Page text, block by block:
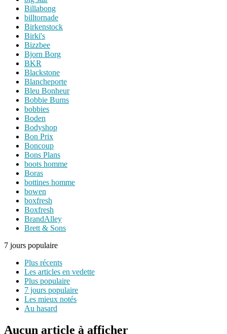
Billabong
billtornade
Birkenstock
Birki's
Bizzbee
Bjorn Borg
BKR
Blackstone
Blancheporte
Bleu Bonheur
Bobbie Burns
bobbies
Boden
Bodyshop
Bon Prix
Boncoup
Bons Plans
boots homme
Boras
bottines homme
bowen
boxfresh
Boxfresh
BrandAlley
Brett & Sons
7 jours populaire
Plus récents
Les articles en vedette
Plus populaire
7 jours populaire
Les mieux notés
Au hasard
Aucun article à afficher